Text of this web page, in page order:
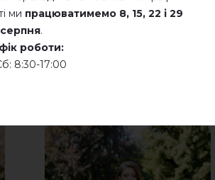
ми працюватимемо 8, 15, 22 і 29
серпня.
роботи:
8:30-17:00